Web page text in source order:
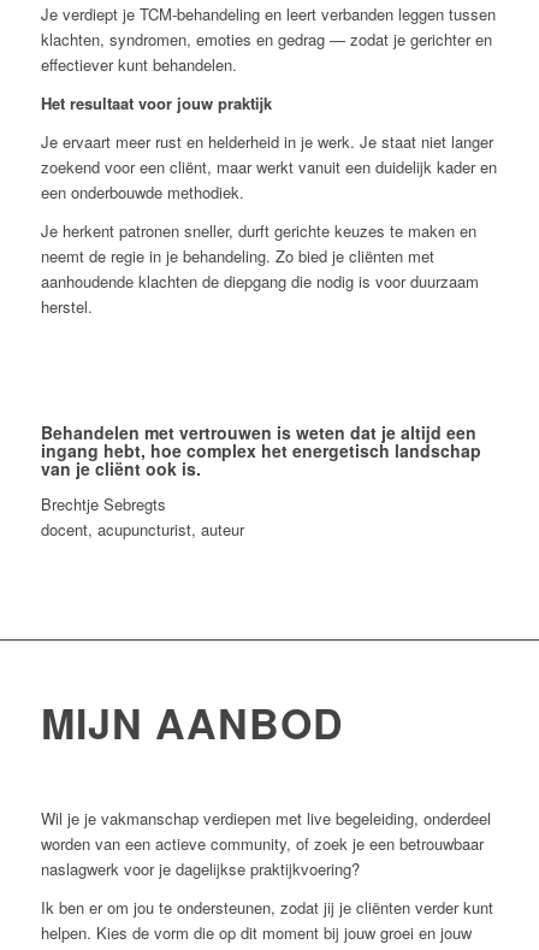
Je verdiept je TCM-behandeling en leert verbanden leggen tussen
klachten, syndromen, emoties en gedrag — zodat je gerichter en
effectiever kunt behandelen.
Het resultaat voor jouw praktijk
Je ervaart meer rust en helderheid in je werk. Je staat niet langer
zoekend voor een cliënt, maar werkt vanuit een duidelijk kader en
een onderbouwde methodiek.
Je herkent patronen sneller, durft gerichte keuzes te maken en
neemt de regie in je behandeling. Zo bied je cliënten met
aanhoudende klachten de diepgang die nodig is voor duurzaam
herstel.
Behandelen met vertrouwen is weten dat je altijd een
ingang hebt, hoe complex het energetisch landschap
van je cliënt ook is.
Brechtje Sebregts
docent, acupuncturist, auteur
MIJN AANBOD
Wil je je vakmanschap verdiepen met live begeleiding, onderdeel
worden van een actieve community, of zoek je een betrouwbaar
naslagwerk voor je dagelijkse praktijkvoering?
Ik ben er om jou te ondersteunen, zodat jij je cliënten verder kunt
helpen. Kies de vorm die op dit moment bij jouw groei en jouw